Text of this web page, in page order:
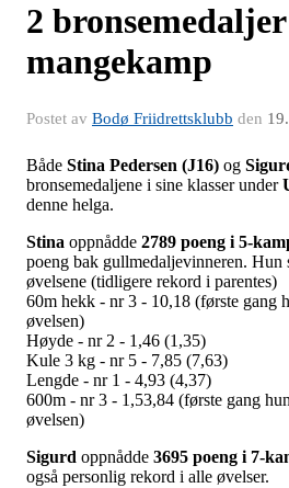
2
mangekamp
Postet av Bodø Friidrettsklubb den
Både Stina Pedersen (J16) og
bronsemedaljene i sine klasser under
denne helga.
Stina oppnådde 2789 poeng i 5-
poeng bak gullmedaljevinneren. Hun
øvelsene (tidligere rekord i parentes)
60m hekk - nr 3 - 10,18 (første gang
øvelsen)
Høyde - nr 2 - 1,46 (1,35)
Kule 3 kg - nr 5 - 7,85 (7,63)
Lengde - nr 1 - 4,93 (4,37)
600m - nr 3 - 1,53,84 (første gang
øvelsen)
Sigurd oppnådde 3695 poeng i 7-
også personlig rekord i alle øvelser.